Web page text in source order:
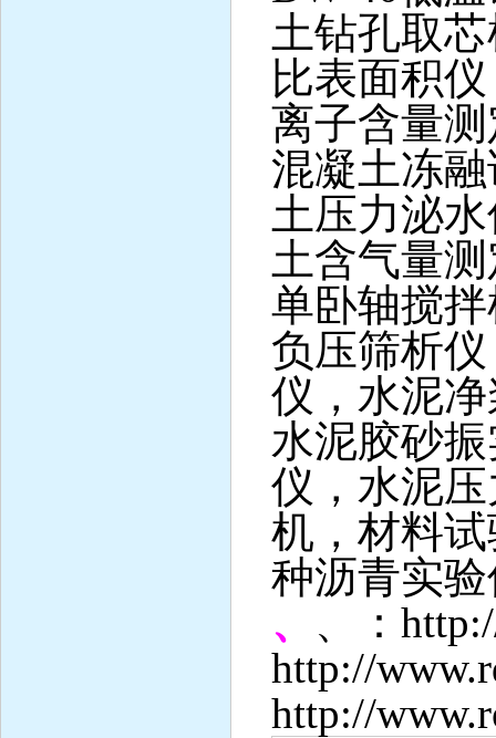
土钻孔取
比表面积
离子含量
混凝土冻
土压力泌
土含气量
单卧轴搅
负压筛析
仪，水泥
水泥胶砂
仪，水泥
机，材料
种沥青实
、 、：
http://
http://